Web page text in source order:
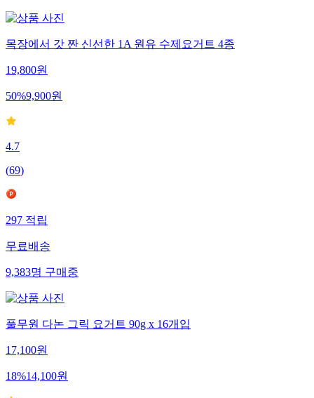
목장에서 갓 짠 신선한 1A 원유 수제요거트 4종
19,800원
50%9,900원
4.7
(69)
297적립
무료배송
9,383명구매중
풀무원 다논 그릭 요거트 90g x 16개입
17,100원
18%14,100원